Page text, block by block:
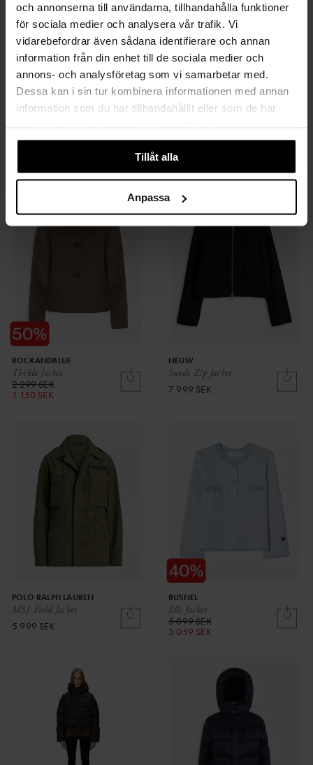
och annonserna till användarna, tillhandahålla funktioner
för sociala medier och analysera vår trafik. Vi
vidarebefordrar även sådana identifierare och annan
information från din enhet till de sociala medier och
annons- och analysföretag som vi samarbetar med.
Dessa kan i sin tur kombinera informationen med annan
information som du har tillhandahållit eller som de har
Tillåt alla
Anpassa
9 999 SEK
Thekla Jacket
ROCKANDBLUE
2 299 SEK
1 150 SEK
Suede Zip Jacket
NEUW
7 999 SEK
M51 Field Jacket
POLO RALPH LAUREN
5 999 SEK
Elle Jacket
BUSNEL
5 099 SEK
3 059 SEK